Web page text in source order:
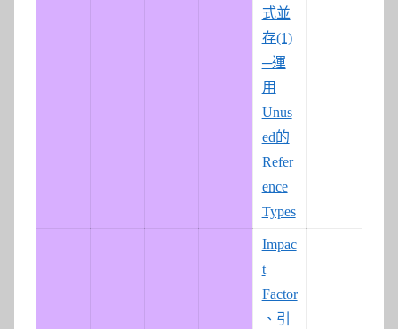
式並
存(1)
─運
用
Unus
ed的
Refer
ence
Types
Impac
t
Factor
、引